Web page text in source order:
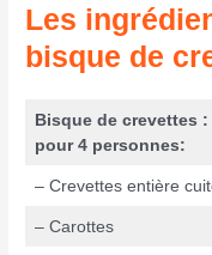
Les
bisque de
Bisque de crevettes
pour 4 personnes:
– Crevettes entière
– Carottes